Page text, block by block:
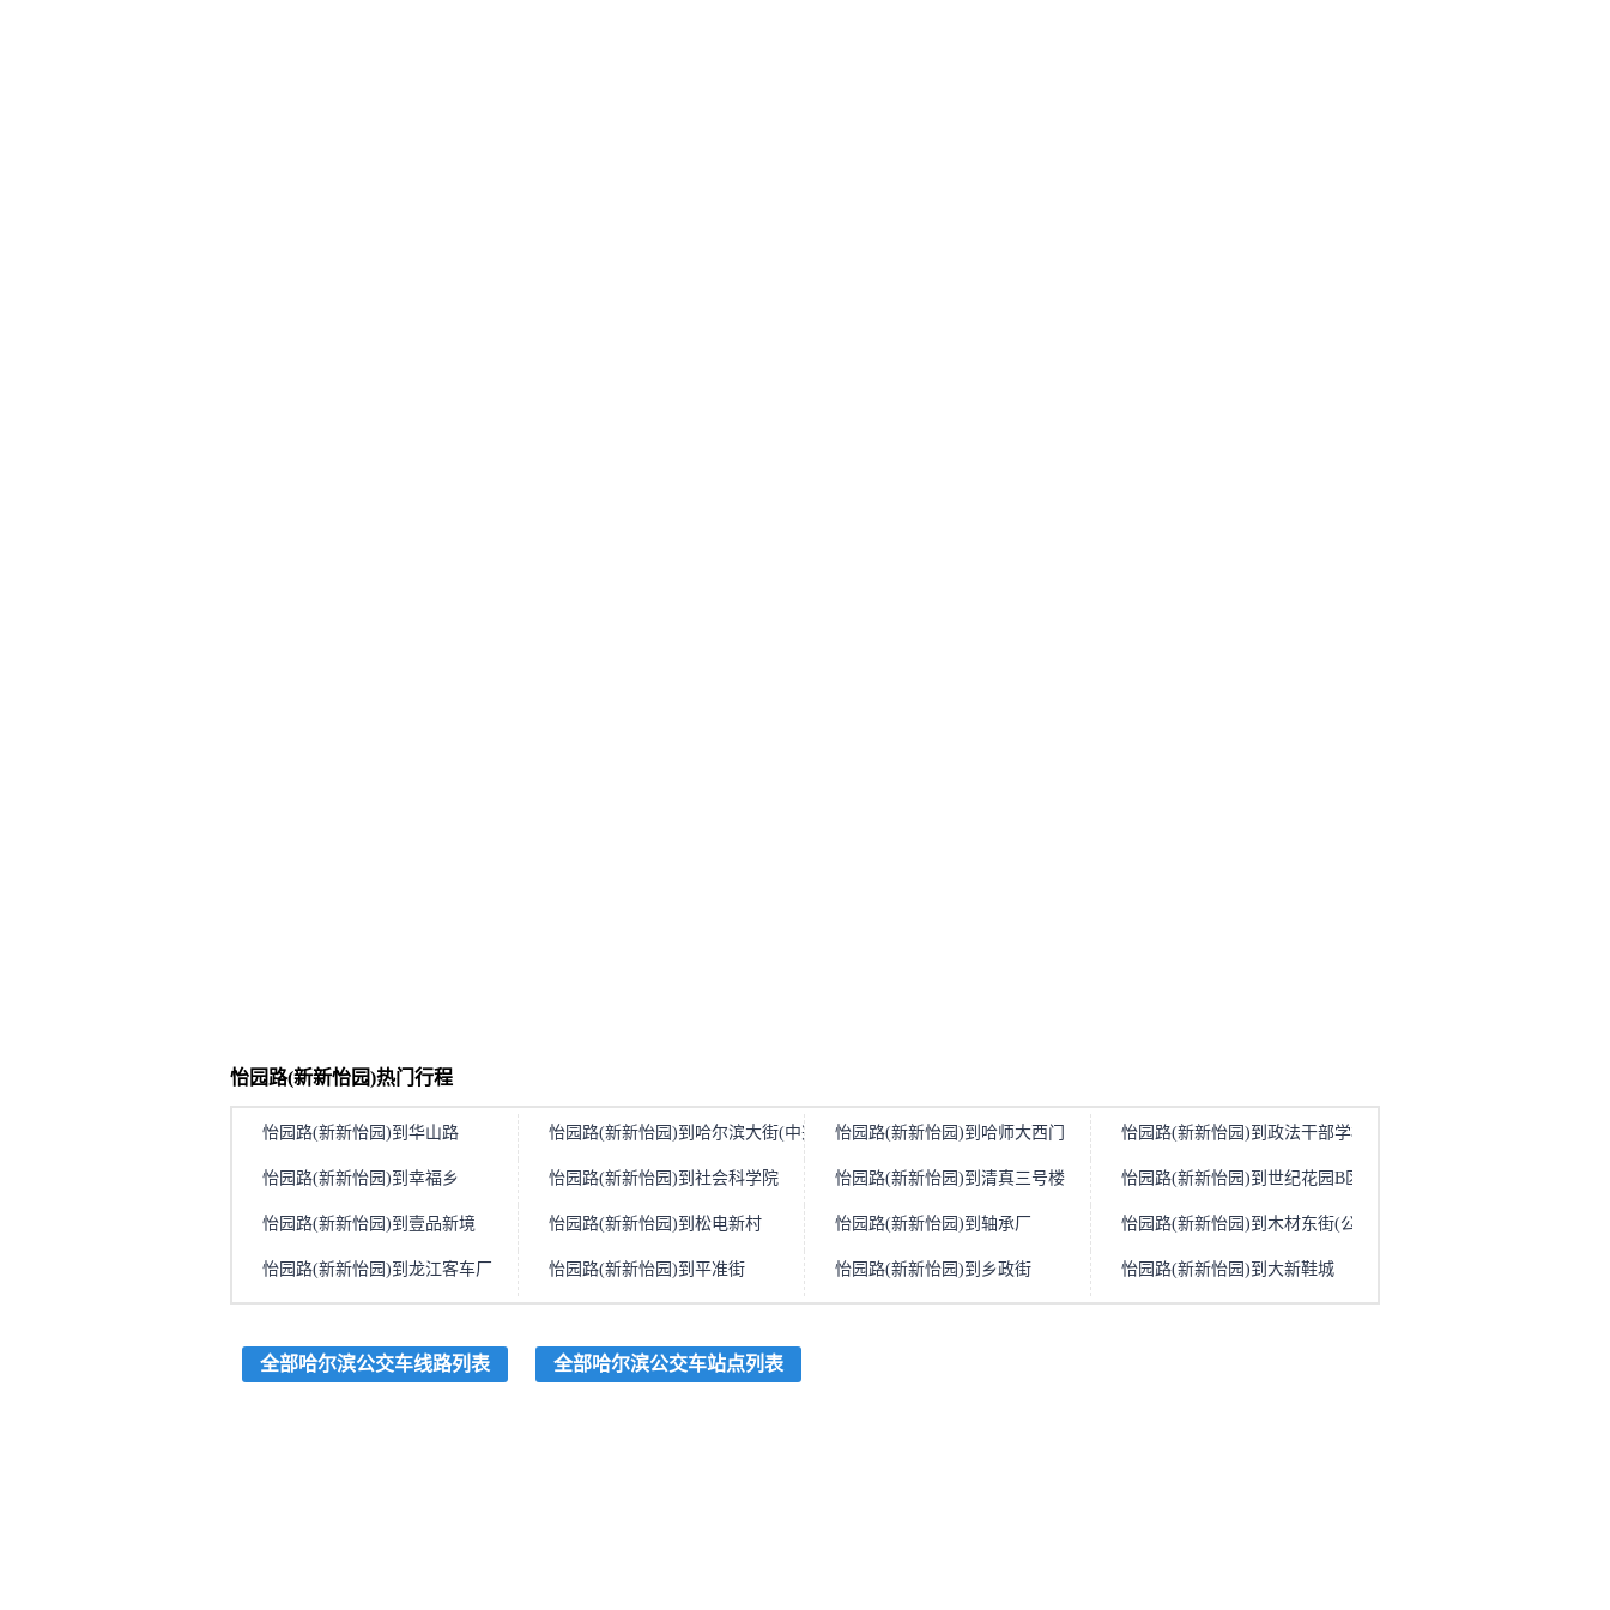
怡园路(新新怡园)热门行程
怡园路(新新怡园)到华山路 怡园路(新新怡园)到哈尔滨大街(中兴左街街口)怡园路(新新怡园)到哈师大西门 怡园路(新新怡园)到政法干部学校
怡园路(新新怡园)到幸福乡 怡园路(新新怡园)到社会科学院 怡园路(新新怡园)到清真三号楼 怡园路(新新怡园)到世纪花园B区
怡园路(新新怡园)到壹品新境 怡园路(新新怡园)到松电新村 怡园路(新新怡园)到轴承厂 怡园路(新新怡园)到木材东街(公滨路口)
怡园路(新新怡园)到龙江客车厂 怡园路(新新怡园)到平准街 怡园路(新新怡园)到乡政街 怡园路(新新怡园)到大新鞋城
全部哈尔滨公交车线路列表 全部哈尔滨公交车站点列表